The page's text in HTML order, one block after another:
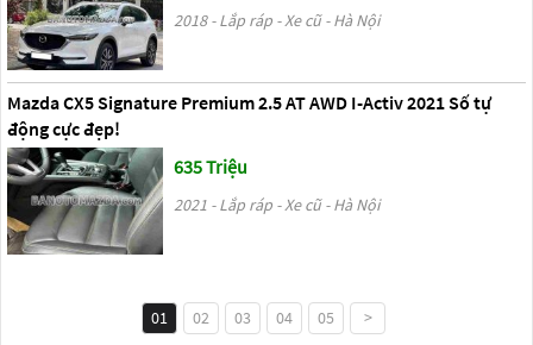
2018 - Lắp ráp - Xe cũ - Hà Nội
Mazda CX5 Signature Premium 2.5 AT AWD I-Activ 2021 Số tự
động cực đẹp!
635 Triệu
2021 - Lắp ráp - Xe cũ - Hà Nội
01 02 03 04 05 >